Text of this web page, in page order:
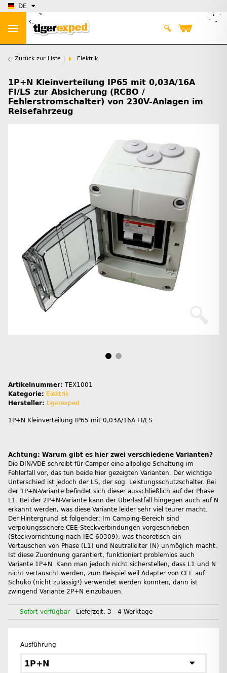
DE
Zurück zur Liste Elektrik
1P+N Kleinverteilung IP65 mit 0,03A/16A
FI/LS zur Absicherung (RCBO /
Fehlerstromschalter) von 230V-Anlagen im
Reisefahrzeug
Artikelnummer: TEX1001
Kategorie: Elektrik
Hersteller: tigerexped
1P+N Kleinverteilung IP65 mit 0,03A/16A FI/LS
Achtung: Warum gibt es hier zwei verschiedene Varianten?
Die DIN/VDE schreibt für Camper eine allpolige Schaltung im
Fehlerfall vor, das tun beide hier gezeigten Varianten. Der wichtige
Unterschied ist jedoch der LS, der sog. Leistungsschutzschalter. Bei
der 1P+N-Variante befindet sich dieser ausschließlich auf der Phase
L1. Bei der 2P+N-Variante kann der Überlastfall hingegen auch auf N
erkannt werden, was diese Variante leider sehr viel teurer macht.
Der Hintergrund ist folgender: Im Camping-Bereich sind
verpolungssichere CEE-Steckverbindungen vorgeschrieben
(Steckvorrichtung nach IEC 60309), was theoretisch ein
Vertauschen von Phase (L1) und Neutralleiter (N) unmöglich macht.
Ist diese Zuordnung garantiert, funktioniert problemlos auch
Variante 1P+N. Kann man jedoch nicht sicherstellen, dass L1 und N
nicht vertauscht werden, zum Beispiel weil Adapter von CEE auf
Schuko (nicht zulässig!) verwendet werden könnten, dann ist
zwingend Variante 2P+N einzubauen.
Sofort verfügbar Lieferzeit: 3 - 4 Werktage
Ausführung
1P+N